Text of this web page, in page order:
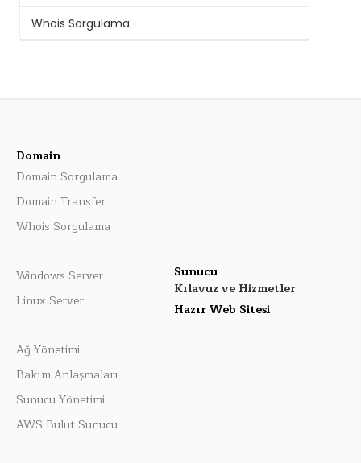
Whois Sorgulama
Domain
Domain Sorgulama
Domain Transfer
Whois Sorgulama
Sunucu
Windows Server
Linux Server
Kılavuz ve Hizmetler
Ağ Yönetimi
Bakım Anlaşmaları
Sunucu Yönetimi
AWS Bulut Sunucu
Hazır Web Sitesi